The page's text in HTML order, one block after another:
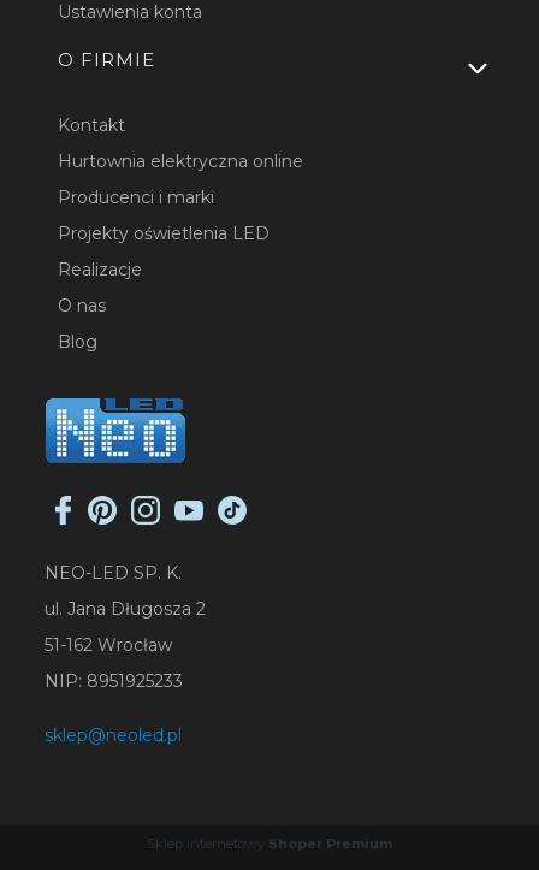
Ustawienia konta
O FIRMIE
Kontakt
Hurtownia elektryczna online
Producenci i marki
Projekty oświetlenia LED
Realizacje
O nas
Blog
NEO-LED SP. K.
ul. Jana Długosza 2
51-162 Wrocław
NIP: 8951925233
sklep@neoled.pl
Sklep internetowy Shoper Premium